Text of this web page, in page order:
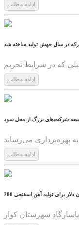
1399/04/22
ادامه مطلب
در سال جهش تولید ساخته شد
1399/04/21
ادامه مطلب
شرکت‌های بزرگ از محل سود
1399/04/21
ادامه مطلب
دلار برای تولید آهن اسفنجی